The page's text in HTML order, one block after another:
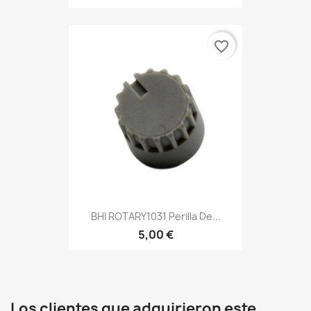
BHI ROTARY1031 Perilla De...
5,00 €
favorite_border